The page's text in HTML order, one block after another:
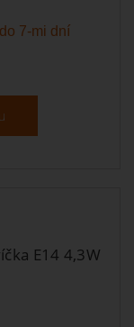
7-mi dní
E14 4,3W